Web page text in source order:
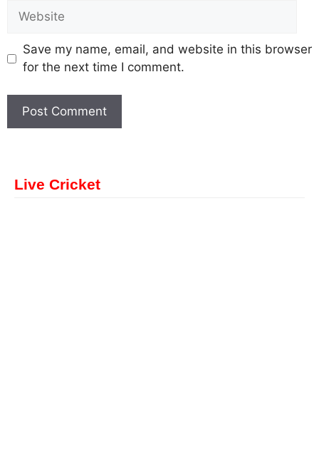
Save my name, email, and website in this browser
for the next time I comment.
Live Cricket